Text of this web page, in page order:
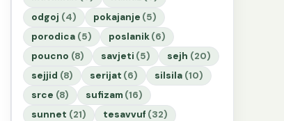
odgoj (4) pokajanje (5)
porodica (5) poslanik (6)
poucno (8) savjeti (5) sejh (20)
sejjid (8) serijat (6) silsila (10)
srce (8) sufizam (16)
sunnet (21) tesavvuf (32)